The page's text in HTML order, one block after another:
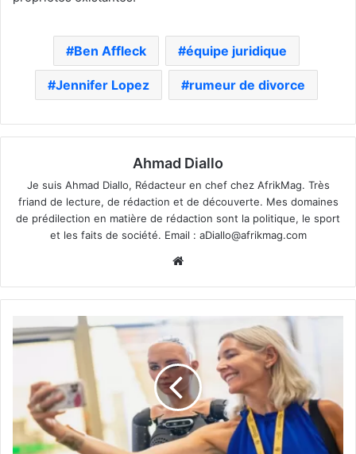
Ben Affleck équipe juridique
Jennifer Lopez rumeur de divorce
Ahmad Diallo
Je suis Ahmad Diallo, Rédacteur en chef chez AfrikMag. Très
friand de lecture, de rédaction et de découverte. Mes domaines
de prédilection en matière de rédaction sont la politique, le sport
et les faits de société. Email : aDiallo@afrikmag.com